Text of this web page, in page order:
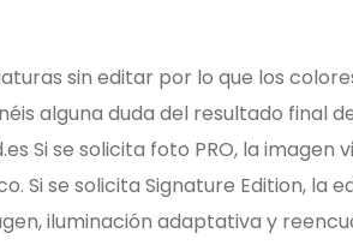
sin editar por lo que los
alguna duda del resultado final
Si se solicita foto PRO, la imagen
Si se solicita Signature Edition, la
iluminación adaptativa y